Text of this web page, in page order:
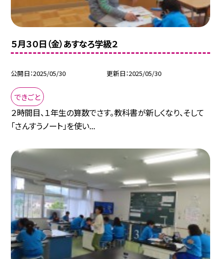
５月３０日（金）あすなろ学級２
公開日 2025/05/30 更新日 2025/05/30
できごと
２時間目、１年生の算数でさす。教科書が新しくなり、そして
「さんすうノート」を使い...